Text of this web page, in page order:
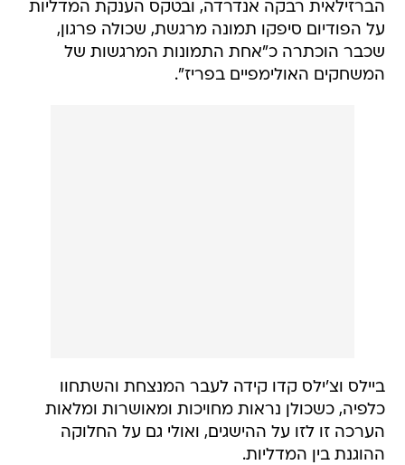
הברזילאית רבקה אנדרדה, ובטקס הענקת המדליות
על הפודיום סיפקו תמונה מרגשת, שכולה פרגון,
שכבר הוכתרה כ"אחת התמונות המרגשות של
המשחקים האולימפיים בפריז".
ביילס וצ'ילס קדו קידה לעבר המנצחת והשתחוו
כלפיה, כשכולן נראות מחויכות ומאושרות ומלאות
הערכה זו לזו על ההישגים, ואולי גם על החלוקה
ההוגנת בין המדליות.